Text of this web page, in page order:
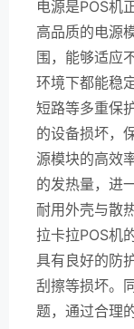
电源是POS机
高品质的电源
围，能够适应
环境下都能稳
短路等多重保
的设备损坏，
源模块的高效
的发热量，进
耐用外壳与散
拉卡拉POS机
具有良好的防
刮擦等损坏。
题，通过合理